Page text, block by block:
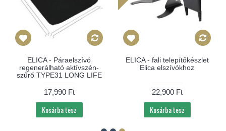
ELICA - Páraelszívó
regenerálható aktívszén-
szűrő TYPE31 LONG LIFE
17,990 Ft
Kosárba tesz
ELICA - fali telepítőkészlet
Elica elszívókhoz
22,900 Ft
Kosárba tesz